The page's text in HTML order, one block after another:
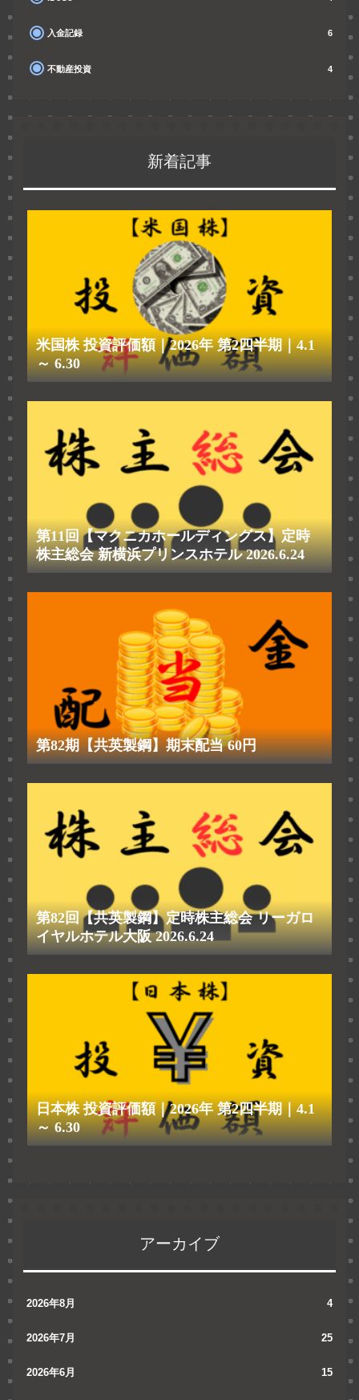
入金記録 6
不動産投資 4
新着記事
米国株 投資評価額｜2026年 第2四半期｜4.1
～ 6.30
第11回【マクニカホールディングス】定時
株主総会 新横浜プリンスホテル 2026.6.24
第82期【共英製鋼】期末配当 60円
第82回【共英製鋼】定時株主総会 リーガロ
イヤルホテル大阪 2026.6.24
日本株 投資評価額｜2026年 第2四半期｜4.1
～ 6.30
アーカイブ
2026年8月 4
2026年7月 25
2026年6月 15